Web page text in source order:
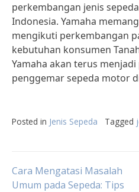
perkembangan jenis
Indonesia. Yamaha
mengikuti perkembangan
kebutuhan konsumen
Yamaha akan terus
penggemar sepeda motor
Posted in Jenis Sepeda Tagged
Post
Cara Mengatasi Masalah
Umum pada Sepeda: Tips